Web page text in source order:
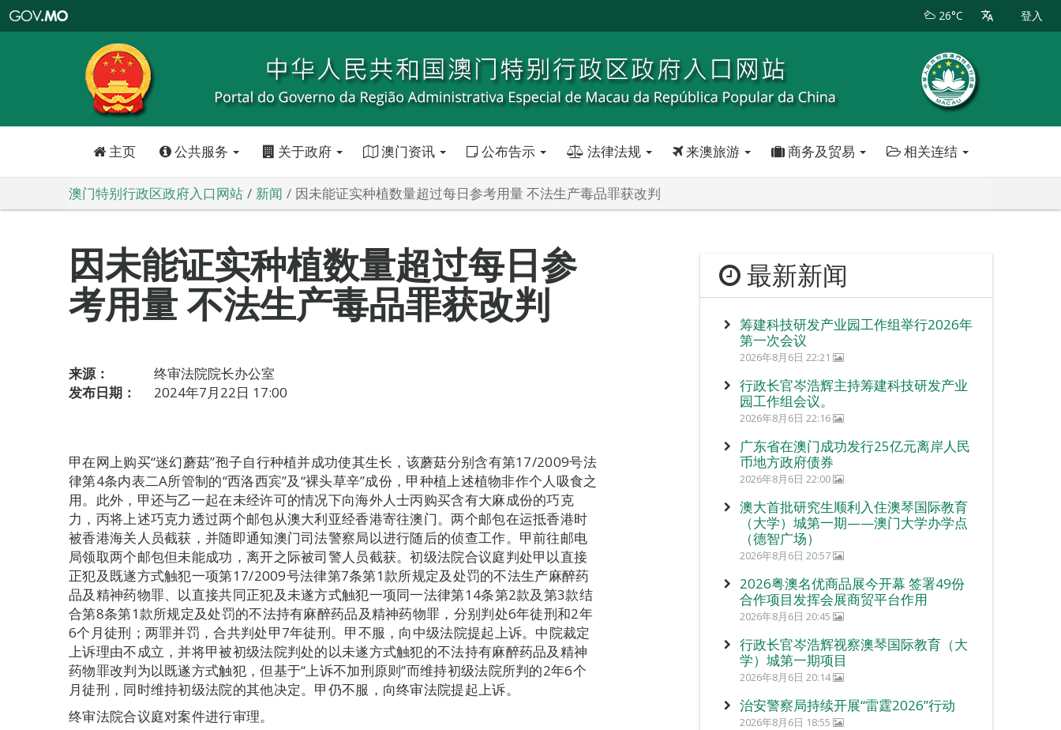
特
政
区
政
口
26°C 登入
主页 公共服务 关于政府 澳门资讯 公布告示 法律法规 来澳旅游 商务及贸易 相关连结
澳门特别行政区政府入口网站 新闻 因未能证实种植数量超过每日参考用量 不法生产毒品罪获改判
因未能证实种植数量超过每日参
考用量 不法生产毒品罪获改判
来源：
终审法院院长办公室
发布日期：
2024年7月22日 17:00
甲在网上购买“迷幻蘑菇”孢子自行种植并成功使其生长，该蘑菇分别含有第17/2009号法
律第4条内表二A所管制的“西洛西宾”及“裸头草辛”成份，甲种植上述植物非作个人吸食之
用。此外，甲还与乙一起在未经许可的情况下向海外人士丙购买含有大麻成份的巧克
力，丙将上述巧克力透过两个邮包从澳大利亚经香港寄往澳门。两个邮包在运抵香港时
被香港海关人员截获，并随即通知澳门司法警察局以进行随后的侦查工作。甲前往邮电
局领取两个邮包但未能成功，离开之际被司警人员截获。初级法院合议庭判处甲以直接
正犯及既遂方式触犯一项第17/2009号法律第7条第1款所规定及处罚的不法生产麻醉药
品及精神药物罪、以直接共同正犯及未遂方式触犯一项同一法律第14条第2款及第3款结
合第8条第1款所规定及处罚的不法持有麻醉药品及精神药物罪，分别判处6年徒刑和2年
6个月徒刑；两罪并罚，合共判处甲7年徒刑。甲不服，向中级法院提起上诉。中院裁定
上诉理由不成立，并将甲被初级法院判处的以未遂方式触犯的不法持有麻醉药品及精神
药物罪改判为以既遂方式触犯，但基于“上诉不加刑原则”而维持初级法院所判的2年6个
月徒刑，同时维持初级法院的其他决定。甲仍不服，向终审法院提起上诉。
终审法院合议庭对案件进行审理。
最新新闻
筹建科技研发产业园工作组举行2026年
第一次会议
2026年8月6日 22:21
行政长官岑浩辉主持筹建科技研发产业
园工作组会议。
2026年8月6日 22:16
广东省在澳门成功发行25亿元离岸人民
币地方政府债券
2026年8月6日 22:00
澳大首批研究生顺利入住澳琴国际教育
（大学）城第一期——澳门大学办学点
（德智广场）
2026年8月6日 20:57
2026粤澳名优商品展今开幕 签署49份
合作项目发挥会展商贸平台作用
2026年8月6日 20:45
行政长官岑浩辉视察澳琴国际教育（大
学）城第一期项目
2026年8月6日 20:14
治安警察局持续开展“雷霆2026”行动
2026年8月6日 18:55